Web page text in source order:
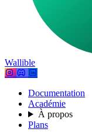
Wallible
Documentation
Académie
À propos
Plans